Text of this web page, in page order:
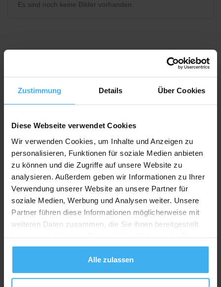
Zustimmung Details Über Cookies
Diese Webseite verwendet Cookies
Wir verwenden Cookies, um Inhalte und Anzeigen zu
personalisieren, Funktionen für soziale Medien anbieten
zu können und die Zugriffe auf unsere Website zu
analysieren. Außerdem geben wir Informationen zu Ihrer
Verwendung unserer Website an unsere Partner für
soziale Medien, Werbung und Analysen weiter. Unsere
Partner führen diese Informationen möglicherweise mit
weiteren Daten zusammen, die Sie ihnen bereitgestellt
gesammelt haben.
Alle zulassen
Es sind noch keine Bilder vorhanden.
Recycling Point